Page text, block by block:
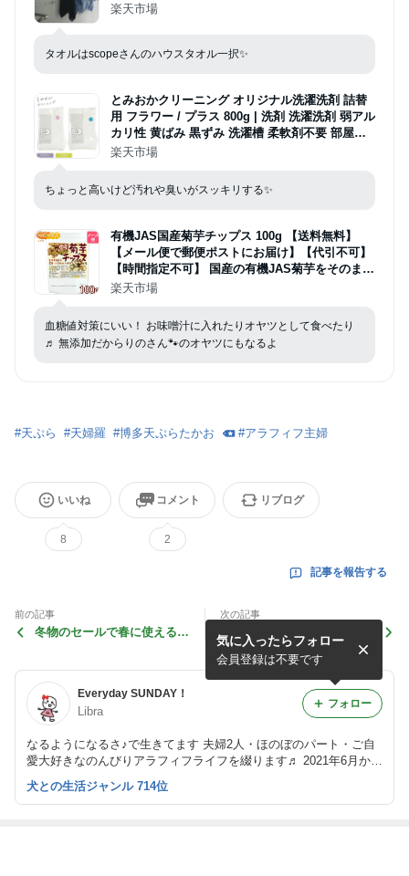
楽天市場
タオルはscopeさんのハウスタオル一択✨
とみおかクリーニング オリジナル洗濯洗剤 詰替
用 フラワー / プラス 800g | 洗剤 洗濯洗剤 弱アル
カリ性 黄ばみ 黒ずみ 洗濯槽 柔軟剤不要 部屋干
し ラベンダー 洗濯 ランドリー おしゃれ エコ 粉
楽天市場
ちょっと高いけど汚れや臭いがスッキリする✨
有機JAS国産菊芋チップス 100g 【送料無料】
【メール便で郵便ポストにお届け】【代引不可】
【時間指定不可】 国産の有機JAS菊芋をそのまま
丸ごと使用 添加物や保存料不使用 そのまま食べ
楽天市場
血糖値対策にいい！ お味噌汁に入れたりオヤツとして食べたり
♬ 無添加だからりのさん🐾のオヤツにもなるよ
#天ぷら #天婦羅 #博多天ぷらたかお #アラフィフ主婦
いいね
8
コメント
2
リブログ
記事を報告する
前の記事
冬物のセールで春に使えるア
次の記事
がっつり肉派の私が好きな魚
料理
Everyday SUNDAY！
Libra
なるようになるさ♪で生きてます 夫婦2人・ほのぼのパート・ご自
愛大好きなのんびりアラフィフライフを綴ります♬ 2021年6月から
ワンコが家族に加わりました♬ 2023年12月からベリーダンスを習
い始めました✨
気に入ったらフォロー
会員登録は不要です
フォロー
犬との生活ジャンル 714位